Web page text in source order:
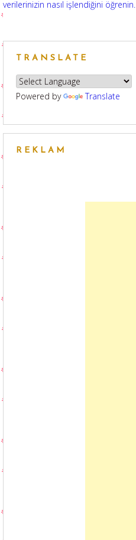
verilerinizin nasıl işlendiğini öğrenin.
TRANSLATE
Powered by Translate
REKLAM